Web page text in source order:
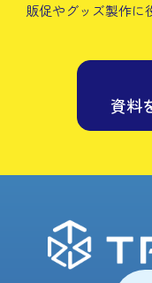
販促やグッズ製作に
資料